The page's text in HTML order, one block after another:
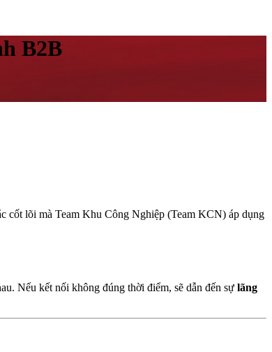
B2B
cốt lõi mà Team Khu Công Nghiệp (Team KCN) áp dụng
Nếu kết nối không đúng thời điểm, sẽ dẫn đến sự lãng